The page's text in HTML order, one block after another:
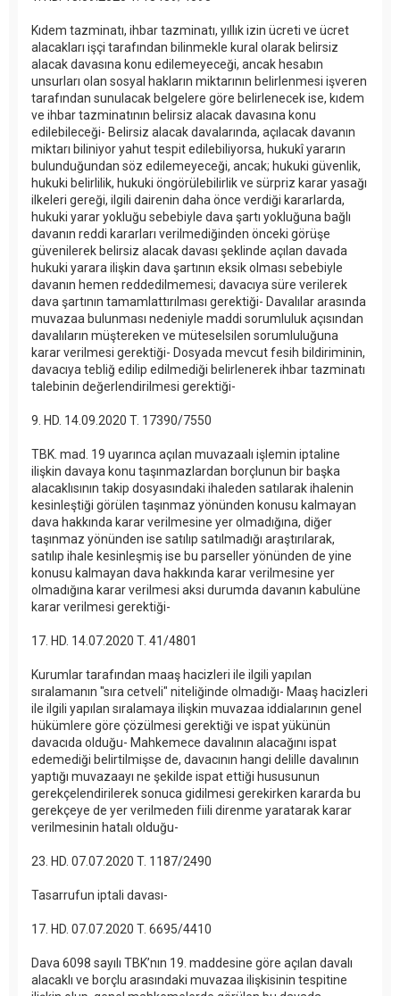
Kıdem tazminatı, ihbar tazminatı, yıllık izin ücreti ve ücret
alacakları işçi tarafından bilinmekle kural olarak belirsiz
alacak davasına konu edilemeyeceği, ancak hesabın
unsurları olan sosyal hakların miktarının belirlenmesi işveren
tarafından sunulacak belgelere göre belirlenecek ise, kıdem
ve ihbar tazminatının belirsiz alacak davasına konu
edilebileceği- Belirsiz alacak davalarında, açılacak davanın
miktarı biliniyor yahut tespit edilebiliyorsa, hukukî yararın
bulunduğundan söz edilemeyeceği, ancak; hukuki güvenlik,
hukuki belirlilik, hukuki öngörülebilirlik ve sürpriz karar yasağı
ilkeleri gereği, ilgili dairenin daha önce verdiği kararlarda,
hukuki yarar yokluğu sebebiyle dava şartı yokluğuna bağlı
davanın reddi kararları verilmediğinden önceki görüşe
güvenilerek belirsiz alacak davası şeklinde açılan davada
hukuki yarara ilişkin dava şartının eksik olması sebebiyle
davanın hemen reddedilmemesi; davacıya süre verilerek
dava şartının tamamlattırılması gerektiği- Davalılar arasında
muvazaa bulunması nedeniyle maddi sorumluluk açısından
davalıların müştereken ve müteselsilen sorumluluğuna
karar verilmesi gerektiği- Dosyada mevcut fesih bildiriminin,
davacıya tebliğ edilip edilmediği belirlenerek ihbar tazminatı
talebinin değerlendirilmesi gerektiği-
9. HD. 14.09.2020 T. 17390/7550
TBK. mad. 19 uyarınca açılan muvazaalı işlemin iptaline
ilişkin davaya konu taşınmazlardan borçlunun bir başka
alacaklısının takip dosyasındaki ihaleden satılarak ihalenin
kesinleştiği görülen taşınmaz yönünden konusu kalmayan
dava hakkında karar verilmesine yer olmadığına, diğer
taşınmaz yönünden ise satılıp satılmadığı araştırılarak,
satılıp ihale kesinleşmiş ise bu parseller yönünden de yine
konusu kalmayan dava hakkında karar verilmesine yer
olmadığına karar verilmesi aksi durumda davanın kabulüne
karar verilmesi gerektiği-
17. HD. 14.07.2020 T. 41/4801
Kurumlar tarafından maaş hacizleri ile ilgili yapılan
sıralamanın "sıra cetveli" niteliğinde olmadığı- Maaş hacizleri
ile ilgili yapılan sıralamaya ilişkin muvazaa iddialarının genel
hükümlere göre çözülmesi gerektiği ve ispat yükünün
davacıda olduğu- Mahkemece davalının alacağını ispat
edemediği belirtilmişse de, davacının hangi delille davalının
yaptığı muvazaayı ne şekilde ispat ettiği hususunun
gerekçelendirilerek sonuca gidilmesi gerekirken kararda bu
gerekçeye de yer verilmeden fiili direnme yaratarak karar
verilmesinin hatalı olduğu-
23. HD. 07.07.2020 T. 1187/2490
Tasarrufun iptali davası-
17. HD. 07.07.2020 T. 6695/4410
Dava 6098 sayılı TBK’nın 19. maddesine göre açılan davalı
alacaklı ve borçlu arasındaki muvazaa ilişkisinin tespitine